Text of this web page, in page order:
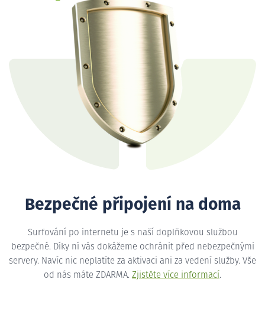
Bezpečné připojení na doma
Surfování po internetu je s naší doplňkovou službou
bezpečné. Díky ní vás dokážeme ochránit před nebezpečnými
servery. Navíc nic neplatíte za aktivaci ani za vedení služby. Vše
od nás máte ZDARMA. Zjistěte více informací.